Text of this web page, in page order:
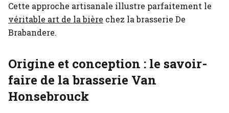
Cette approche artisanale illustre parfaitement le
véritable art de la bière chez la brasserie De
Brabandere.
Origine et conception : le savoir-
faire de la brasserie Van
Honsebrouck